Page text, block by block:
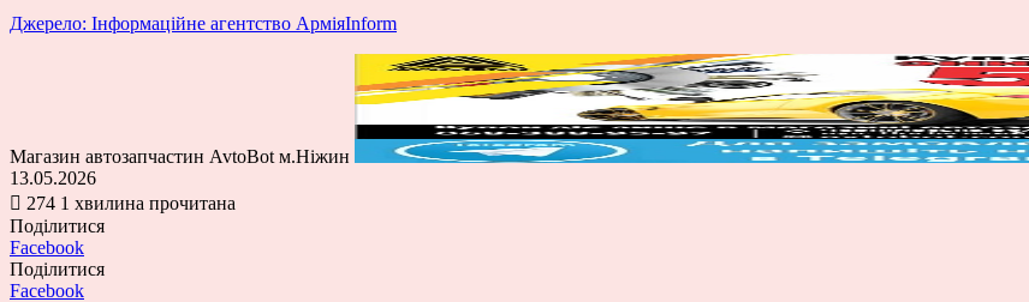
Джерело: Інформаційне агентство АрміяInform
Магазин автозапчастин AvtoBot м.Ніжин
13.05.2026
274 1 хвилина прочитана
Поділитися
Facebook
Поділитися
Facebook